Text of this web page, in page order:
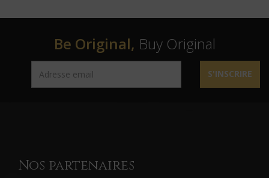
Be Original, Buy Original
S'INSCRIRE
Nos partenaires